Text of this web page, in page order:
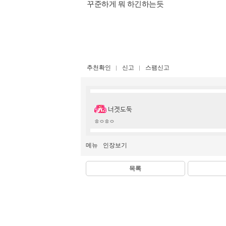
꾸준하게 뭐 하긴하는듯​
추천확인 신고 스팸신고
너겟도둑
ㅎㅇㅎㅇ
메뉴 인장보기
목록